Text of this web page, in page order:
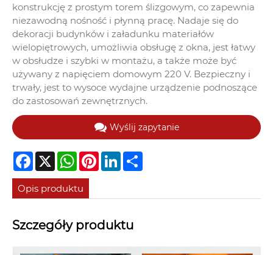
konstrukcję z prostym torem ślizgowym, co zapewnia
niezawodną nośność i płynną pracę. Nadaje się do
dekoracji budynków i załadunku materiałów
wielopiętrowych, umożliwia obsługę z okna, jest łatwy
w obsłudze i szybki w montażu, a także może być
używany z napięciem domowym 220 V. Bezpieczny i
trwały, jest to wysoce wydajne urządzenie podnoszące
do zastosowań zewnętrznych.
Wyślij zapytanie
Facebook
X WhatsApp
PinterestLinkedIn
Opis produktu
Szczegóły produktu